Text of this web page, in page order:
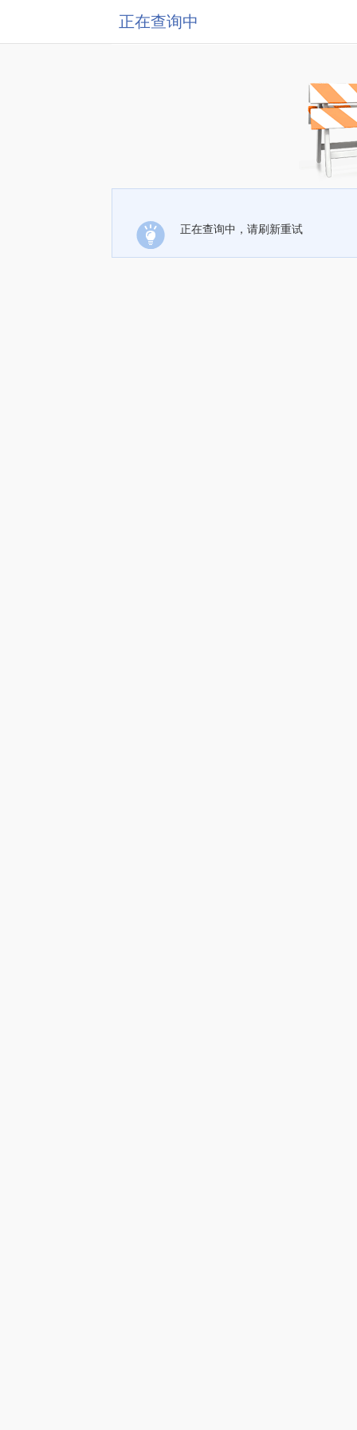
正在查询中
正在查询中，请刷新重试